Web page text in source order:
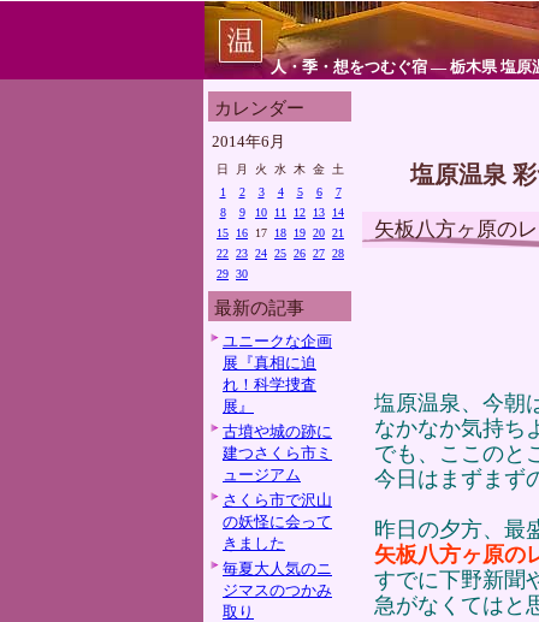
人・季・想をつむぐ宿 ― 栃木県 塩原
カレンダー
2014年6月
日 月 火 水 木 金
土
1
2 3 4 5 6
7
8
9 10 11 12 13
14
15
16 17 18 19 20 21
22 23 24 25 26 27 28
29 30
最新の記事
ユニークな企画
展『真相に迫
れ！科学捜査
展』
古墳や城の跡に
建つさくら市ミ
ュージアム
さくら市で沢山
の妖怪に会って
きました
毎夏大人気のニ
ジマスのつかみ
取り
塩原温泉
矢板八方ヶ原の
塩原温泉、今朝
なかなか気持ち
でも、ここのと
今日はまずまず
昨日の夕方、最
矢板八方ヶ原の
すでに下野新聞
急がなくてはと